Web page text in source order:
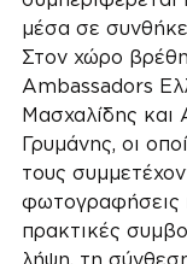
μέσα σε
Στον χώρο
Ambassadors
Μασχαλίδης και
Γρυμάνης, οι
τους
φωτογραφήσεις
πρακτικές
λήψη, τη